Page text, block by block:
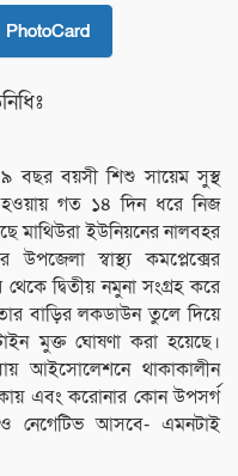
৯ বছর বয়সী শিশু সায়েম সুস্থ
গত ১৪ দিন ধরে নিজ
মাথিউরা ইউনিয়নের নালবহর
স্বাস্থ্য কমপ্লেক্সের
দ্বিতীয় নমুনা সংগ্রহ করে
বাড়ির লকডাউন তুলে দিয়ে
মুক্ত ঘোষণা করা হয়েছে।
আইসোলেশনে থাকাকালীন
এবং করোনার কোন উপসর্গ
নেগেটিভ আসবে- এমনটাই